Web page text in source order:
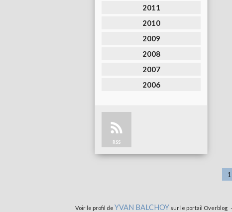
2011
2010
2009
2008
2007
2006
RSS
1
Voir le profil de YVAN BALCHOY sur le portail Overblog